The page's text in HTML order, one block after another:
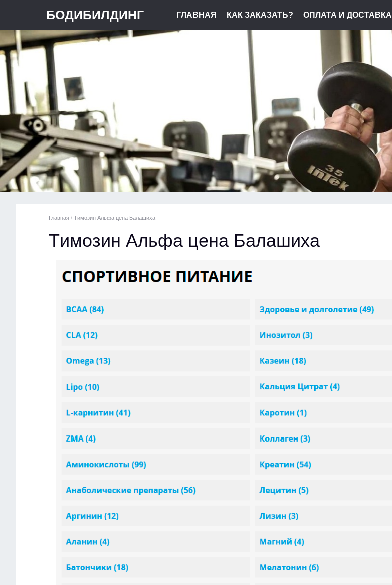
БОДИБИЛДИНГ ГЛАВНАЯ КАК ЗАКАЗАТЬ? ОПЛАТА И ДОСТАВКА
Главная / Tимозин Альфа цена Балашиха
Tимозин Альфа цена Балашиха